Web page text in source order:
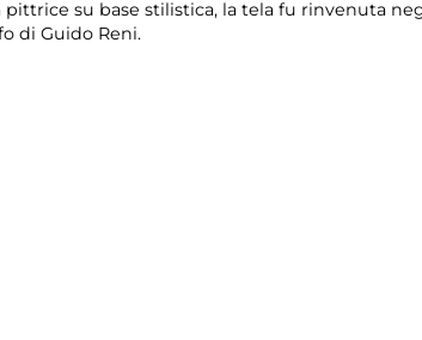
su base stilistica, la tela fu rinvenuta
di Guido Reni.